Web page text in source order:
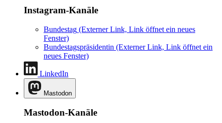
Instagram-Kanäle
Bundestag (Externer Link, Link öffnet ein neues
Fenster)
Bundestagspräsidentin (Externer Link, Link öffnet ein
neues Fenster)
LinkedIn
Mastodon
Mastodon-Kanäle